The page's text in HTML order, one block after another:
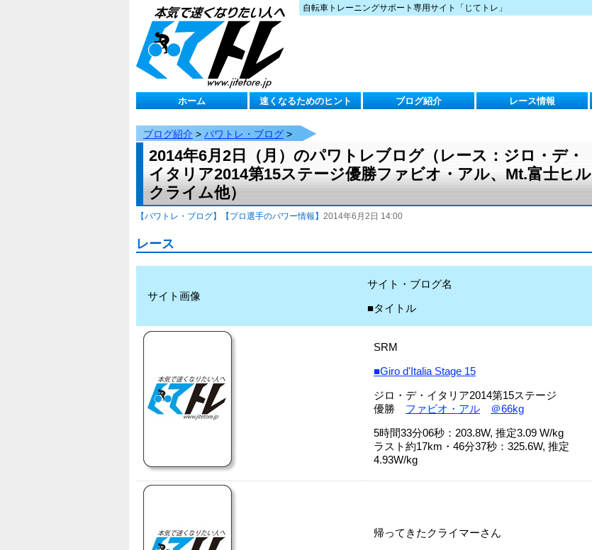
自転車トレーニングサポート専用サイト「じてトレ」
ホーム 速くなるためのヒント ブログ紹介 レース情報
ブログ紹介 > パワトレ・ブログ>
2014年6月2日（月）のパワトレブログ（レース：ジロ・デ・
イタリア2014第15ステージ優勝ファビオ・アル、Mt.富士ヒル
クライム他）
【パワトレ・ブログ】 【プロ選手のパワー情報】 2014年6月2日 14:00
レース
サイト画像
サイト・ブログ名
■タイトル
SRM
■Giro d'Italia Stage 15
ジロ・デ・イタリア2014第15ステージ
優勝 ファビオ・アル
＠66kg
5時間33分06秒：203.8W, 推定3.09 W/kg
ラスト約17km・46分37秒：325.6W, 推定
4.93W/kg
帰ってきたクライマーさん